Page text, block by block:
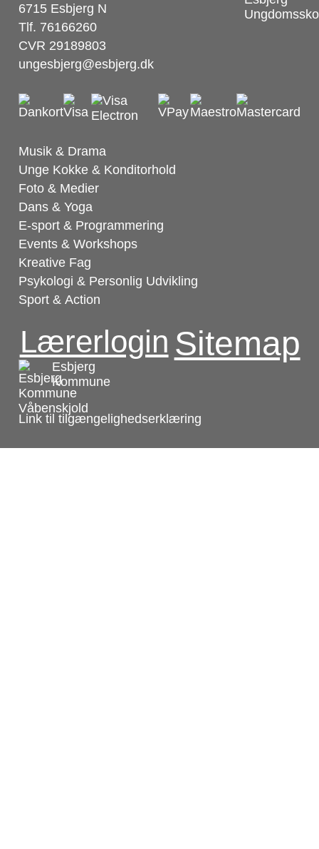
6715 Esbjerg N
Tlf. 76166260
CVR 29189803
ungesbjerg@esbjerg.dk
Musik & Drama
Unge Kokke & Konditorhold
Foto & Medier
Dans & Yoga
E-sport & Programmering
Events & Workshops
Kreative Fag
Psykologi & Personlig Udvikling
Sport & Action
Sitemap
Lærerlogin
Esbjerg
Kommune
Link til tilgængelighedserklæring